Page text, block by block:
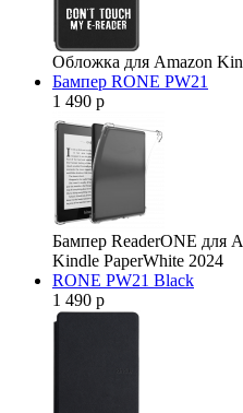
Обложка для Amazon
Бампер RONE PW21
1 490 р
Бампер ReaderONE для
Kindle PaperWhite 2024
RONE PW21 Black
1 490 р